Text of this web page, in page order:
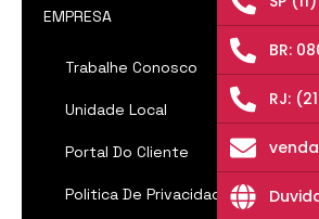
EMPRESA
Trabalhe Conosco
Unidade Local
Portal Do Cliente
Politica De Privacidade
BR:
RJ: